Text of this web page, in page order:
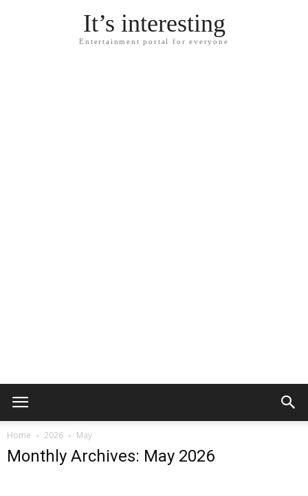
It’s interesting
Entertainment portal for everyone
Home 2026 May
Monthly Archives: May 2026